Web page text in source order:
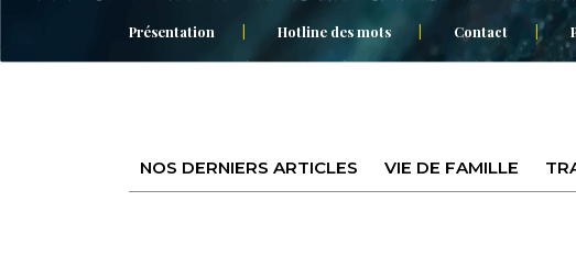
Présentation Hotline des mots Contact
NOS DERNIERS ARTICLES VIE DE FAMILLE